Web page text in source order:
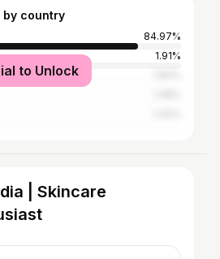
by country
84.97%
1.91%
to Unlock
| Skincare